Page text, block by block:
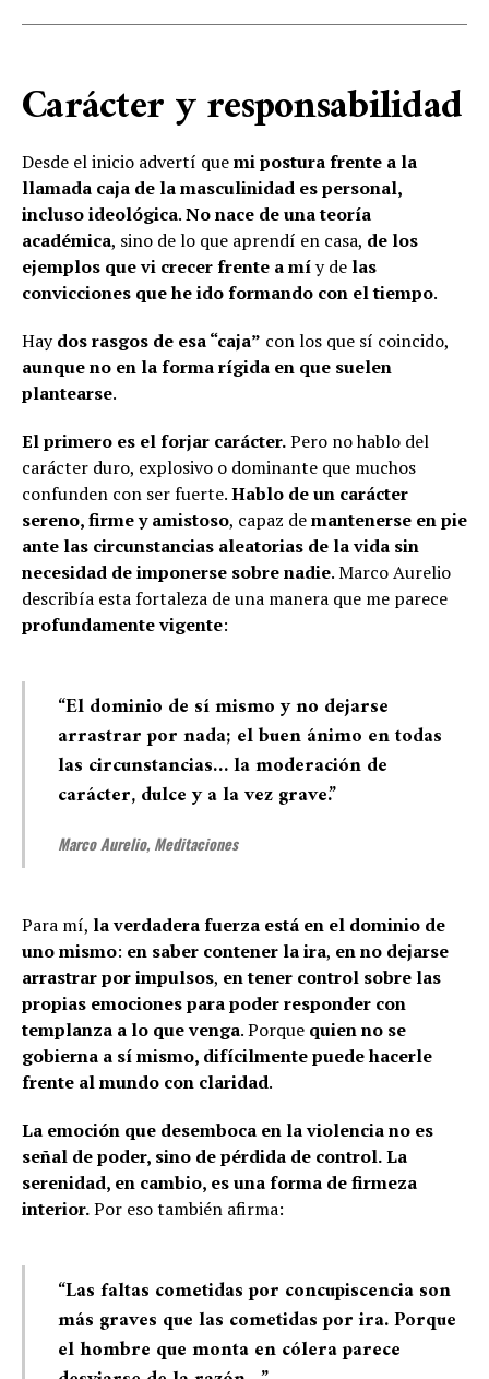
Carácter y responsabilidad
Desde el inicio advertí quemi postura frente a la
llamada caja de la masculinidad es personal,
incluso ideológica.No nace de una teoría
académica, sino de lo que aprendí en casa, de los
ejemplos que vi crecer frente a míy de las
convicciones que he ido formando con el tiempo.
Haydos rasgos de esa “caja” con los que sí coincido,
aunque no en la forma rígida en que suelen
plantearse.
El primero es el forjar carácter.Pero no hablo del
carácter duro, explosivo o dominante que muchos
confunden con ser fuerte.Hablo de un carácter
sereno, firme y amistoso, capaz demantenerse en pie
ante las circunstancias aleatorias de la vida sin
necesidad de imponerse sobre nadie. Marco Aurelio
describía esta fortaleza de una manera que me parece
profundamente vigente:
“El dominio de sí mismo y no dejarse
arrastrar por nada; el buen ánimo en todas
las circunstancias… la moderación de
carácter, dulce y a la vez grave.”
Marco Aurelio, Meditaciones
Para mí, la verdadera fuerza está en el dominio de
uno mismo: en saber contener la ira, en no dejarse
arrastrar por impulsos, en tener control sobre las
propias emociones para poder responder con
templanza a lo que venga. Porque quien no se
gobierna a sí mismo, difícilmente puede hacerle
frente al mundo con claridad.
La emoción que desemboca en la violencia no es
señal de poder, sino de pérdida de control.La
serenidad, en cambio, es una forma de firmeza
interior.Por eso también afirma:
“Las faltas cometidas por concupiscencia son
más graves que las cometidas por ira. Porque
el hombre que monta en cólera parece